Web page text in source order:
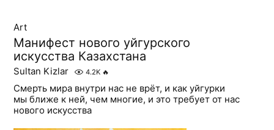
Art
Манифест нового уйгурского
искусства Казахстана
Sultan Kizlar 4.2K 🔥
Смерть мира внутри нас не врёт, и как уйгурки
мы ближе к ней, чем многие, и это требует от нас
нового искусства